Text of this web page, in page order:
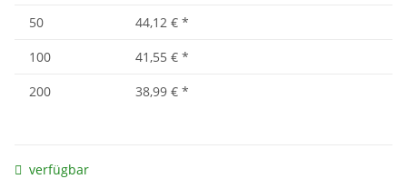
50
44,12 € *
100
41,55 € *
200
38,99 € *
verfügbar